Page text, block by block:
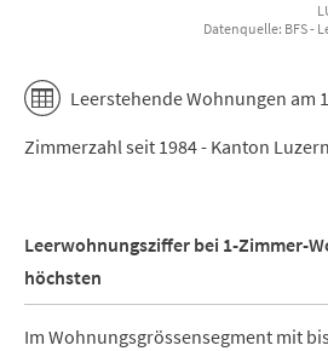
Datenquelle: BFS -
Leerstehende Wohnungen am
Zimmerzahl seit 1984 - Kanton Luzern
Leerwohnungsziffer bei 1-Zimmer-
höchsten
Im Wohnungsgrössensegment mit